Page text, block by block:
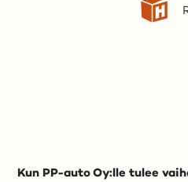
Kun PP-auto Oy:lle tulee